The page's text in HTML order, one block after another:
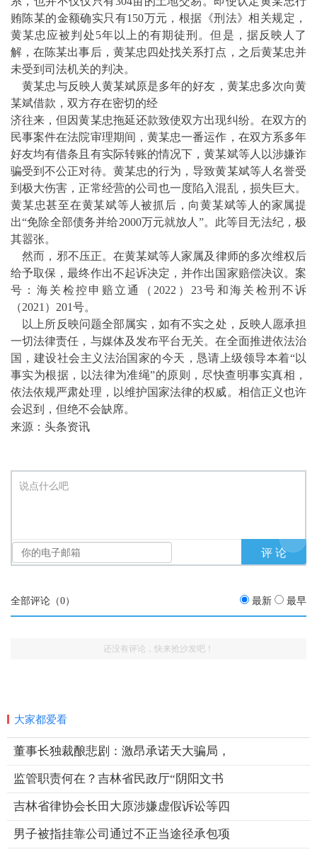
贿陈某的金额确实只有150万元，根据《刑法》相关规定，
黄某忠应被判处5年以上的有期徒刑。但是，据反映人了
解，在陈某出事后，黄某忠四处找关系打点，之后黄某忠并
未受到司法机关的判决。
黄某忠与反映人黄某斌原是多年的好友，黄某忠多次向黄
某斌借款，双方存在密切的经
济往来，但因黄某忠拖延还款致使双方出现纠纷。在双方的
民事案件在法院审理期间，黄某忠一番运作，在双方系多年
好友均有借条且有实际转账的情况下，黄某斌等人以涉嫌诈
骗受到不公正对待。黄某忠的行为，导致黄某斌等人名誉受
到极大伤害，正常经营的公司也一度陷入混乱，损失巨大。
黄某忠甚至在黄某斌等人被抓后，向黄某斌等人的家属提
出“免除全部债务并给2000万元就放人”。此等目无法纪，极
其嚣张。
然而，邪不压正。在黄某斌等人家属及律师的多次维权后
给予取保，最终作出不起诉决定，并作出国家赔偿决议。案
号：海关检控申赔立通（2022）23号和海关检刑不诉
（2021）201号。
以上所反映问题全部属实，如有不实之处，反映人愿承担
一切法律责任，与媒体及发布平台无关。在全面推进依法治
国，建设社会主义法治国家的今天，恳请上级领导本着“以
事实为根据，以法律为准绳”的原则，尽快查明事实真相，
依法依规严肃处理，以维护国家法律的权威。相信正义也许
会迟到，但绝不会缺席。
来源：头条资讯
说点什么吧
全部评论（0） 最新 最早
还没有评论，快来抢沙发吧！
大家都爱看
董事长独裁酿悲剧：激昂承诺天大骗局，
监管职责何在？吉林省民政厅“阴阳文书
吉林省律协会长田大原涉嫌虚假诉讼等四
男子被指挂靠公司通过不正当途径承包项